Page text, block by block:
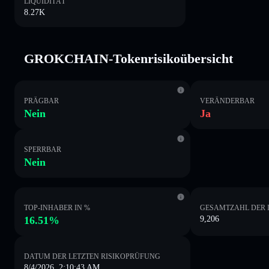
8.27K
GROKCHAIN-Tokenrisikoübersicht
PRÄGBAR
Nein
VERÄNDERBAR
Ja
SPERRBAR
Nein
TOP-INHABER IN %
16.51%
GESAMTZAHL DER
9,206
DATUM DER LETZTEN RISIKOPRÜFUNG